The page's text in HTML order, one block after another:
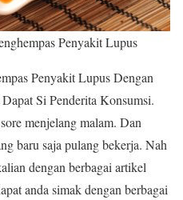
Penyakit Lupus
Penyakit Lupus Dengan
Si Penderita Konsumsi.
menjelang malam. Dan
baru saja pulang bekerja. Nah
dengan berbagai artikel
anda simak dengan berbagai